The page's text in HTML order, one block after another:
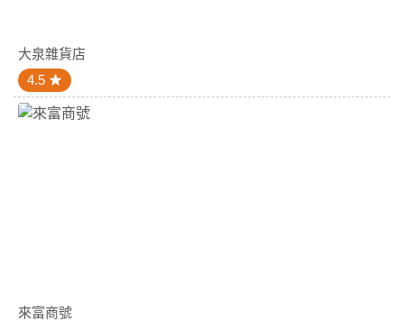
大泉雜貨店
4.5
來富商號